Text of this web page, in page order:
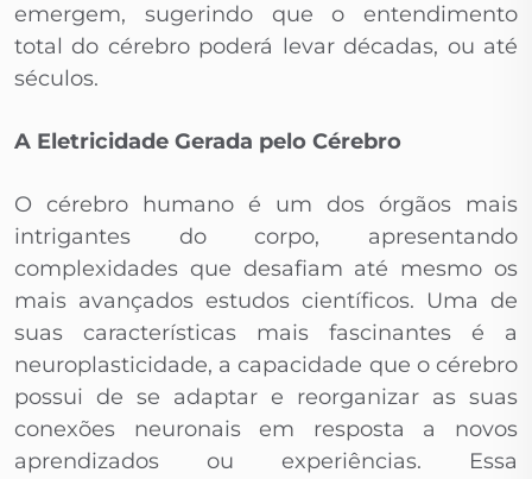
emergem, sugerindo que o entendimento
total do cérebro poderá levar décadas, ou até
séculos.
A Eletricidade Gerada pelo Cérebro
O cérebro humano é um dos órgãos mais
intrigantes do corpo, apresentando
complexidades que desafiam até mesmo os
mais avançados estudos científicos. Uma de
suas características mais fascinantes é a
neuroplasticidade, a capacidade que o cérebro
possui de se adaptar e reorganizar as suas
conexões neuronais em resposta a novos
aprendizados ou experiências. Essa